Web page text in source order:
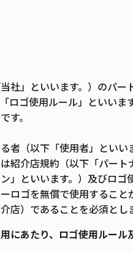
社」といいます。）のパ
ロゴ使用ルール」といい
す。
者（以下「使用者」といい
紹介店規約（以下「パー
」といいます。）及びロ
ロゴを無償で使用するこ
店）であることを必須とし
にあたり、ロゴ使用ルール